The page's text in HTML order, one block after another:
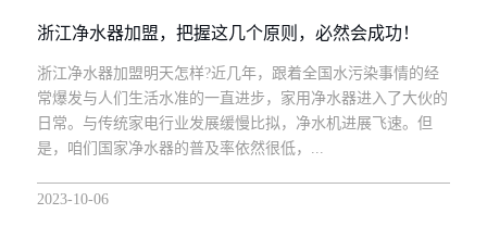
浙江净水器加盟，把握这几个原则，必然会成功！
浙江净水器加盟明天怎样?近几年，跟着全国水污染事情的经
常爆发与人们生活水准的一直进步，家用净水器进入了大伙的
日常。与传统家电行业发展缓慢比拟，净水机进展飞速。但
是，咱们国家净水器的普及率依然很低，...
2023-10-06